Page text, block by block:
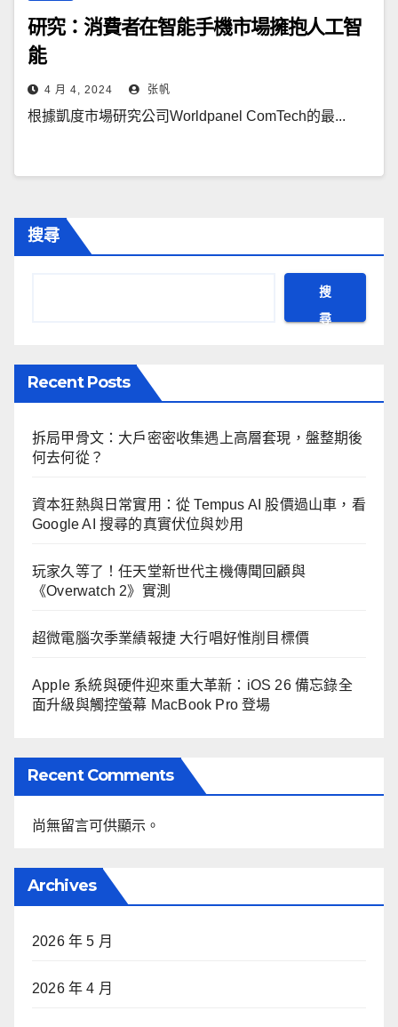
研究：消費者在智能手機市場擁抱人工智
能
4 月 4, 2024 张帆
根據凱度市場研究公司Worldpanel ComTech的最...
搜尋
搜
尋
Recent Posts
拆局甲骨文：大戶密密收集遇上高層套現，盤整期後
何去何從？
資本狂熱與日常實用：從 Tempus AI 股價過山車，看
Google AI 搜尋的真實伏位與妙用
玩家久等了！任天堂新世代主機傳聞回顧與
《Overwatch 2》實測
超微電腦次季業績報捷 大行唱好惟削目標價
Apple 系統與硬件迎來重大革新：iOS 26 備忘錄全
面升級與觸控螢幕 MacBook Pro 登場
Recent Comments
尚無留言可供顯示。
Archives
2026 年 5 月
2026 年 4 月